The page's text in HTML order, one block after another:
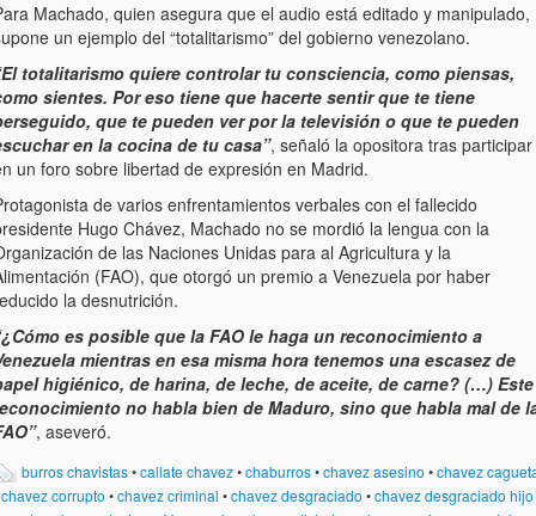
Machado, quien asegura que el audio está editado y manipulado,
un ejemplo del “totalitarismo” del gobierno venezolano.
totalitarismo quiere controlar tu consciencia, como piensas,
sientes. Por eso tiene que hacerte sentir que te tiene
que te pueden ver por la televisión o que te pueden
en la cocina de tu casa”, señaló la opositora tras participar
un foro sobre libertad de expresión en Madrid.
de varios enfrentamientos verbales con el fallecido
Hugo Chávez, Machado no se mordió la lengua con la
de las Naciones Unidas para al Agricultura y la
(FAO), que otorgó un premio a Venezuela por haber
la desnutrición.
es posible que la FAO le haga un reconocimiento a
mientras en esa misma hora tenemos una escasez de
higiénico, de harina, de leche, de aceite, de carne? (…) Este
no habla bien de Maduro, sino que habla mal de
, aseveró.
burros chavistas•callate chavez•chaburros•chavez asesino •chavez
chavez corrupto •chavez criminal •chavez desgraciado •chavez desgraciado hijo